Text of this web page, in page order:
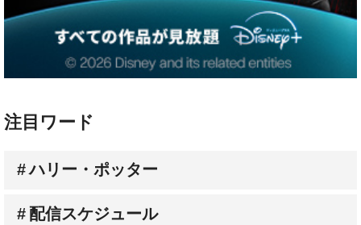
注目ワード
ハリー・ポッター
配信スケジュール